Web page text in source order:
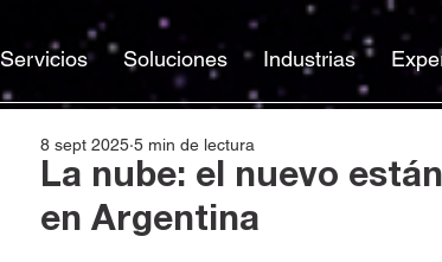
Servicios Soluciones Industrias
La nube: el nuevo
en Argentina
8 sept 2025 5 min de lectura